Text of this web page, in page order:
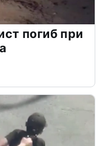
погиб при